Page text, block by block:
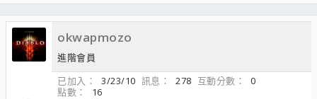
okwapmozo
進階會員
已加入
3/23/10 訊息 278 互動分數
0
點數
16